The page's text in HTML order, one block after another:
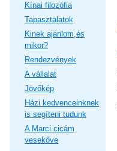
Kínai filozófia
Tapasztalatok
Kinek ajánlom,és
mikor?
Rendezvények
A vállalat
Jövőkép
Házi kedvenceinknek
is segíteni tudunk
A Marci cicám
vesekőve